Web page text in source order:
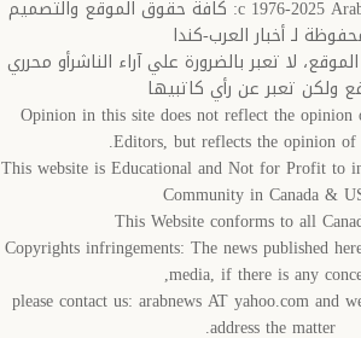
c 1976-2025 Arab News 24 Int'l - Canada: كافة حقوق الموقع والتصميم
لـ أخبار العرب-كندا
لا تعبر بالضرورة علي آراء الناشرأو محرري
ولكن تعبر عن رأي كاتبيها
Opinion in this site does not reflect the
Editors, but reflects the opinion of
This website is Educational and Not for Profit to
Community in Canada &
This Website conforms to all
Copyrights infringements: The news published
media, if there is any
please contact us: arabnews AT yahoo.com and
address the matter.